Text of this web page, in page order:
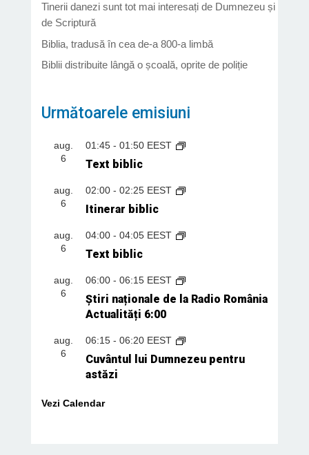
Tinerii danezi sunt tot mai interesați de Dumnezeu și
de Scriptură
Biblia, tradusă în cea de-a 800-a limbă
Biblii distribuite lângă o școală, oprite de poliție
Următoarele emisiuni
aug.
6
01:45- 01:50 EEST
Text biblic
aug.
6
02:00- 02:25 EEST
Itinerar biblic
aug.
6
04:00- 04:05 EEST
Text biblic
aug.
6
06:00- 06:15 EEST
Știri naționale de la Radio România
Actualități 6:00
aug.
6
06:15- 06:20 EEST
Cuvântul lui Dumnezeu pentru
astăzi
Vezi Calendar